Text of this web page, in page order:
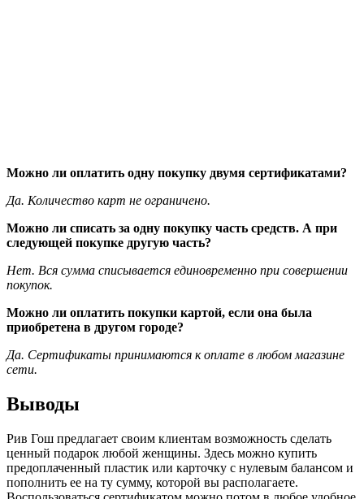
Можно ли оплатить одну покупку двумя сертификатами?
Да. Количество карт не ограничено.
Можно ли списать за одну покупку часть средств. А при
следующей покупке другую часть?
Нет. Вся сумма списывается единовременно при совершении
покупок.
Можно ли оплатить покупки картой, если она была
приобретена в другом городе?
Да. Сертификаты принимаются к оплате в любом магазине
сети.
Выводы
Рив Гош предлагает своим клиентам возможность сделать
ценный подарок любой женщины. Здесь можно купить
предоплаченный пластик или карточку с нулевым балансом и
пополнить ее на ту сумму, которой вы располагаете.